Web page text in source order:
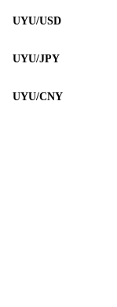
UYU/USD
UYU/JPY
UYU/CNY